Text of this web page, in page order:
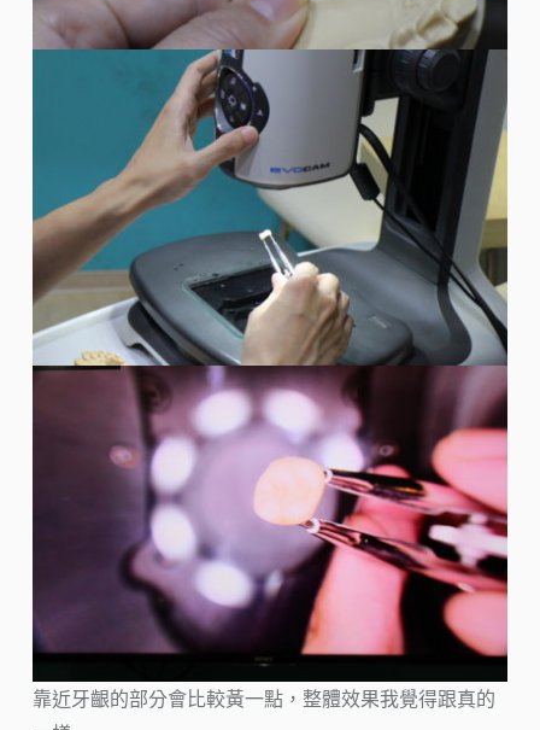
靠近牙齦的部分會比較黃一點，整體效果我覺得跟真的